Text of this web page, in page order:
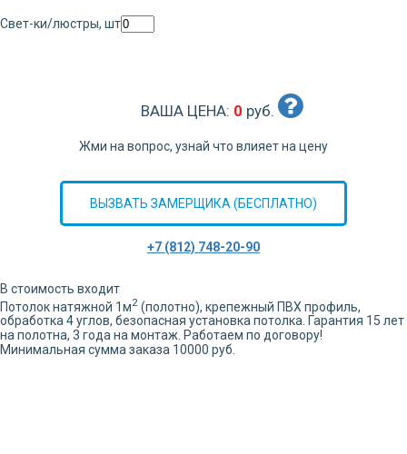
Свет-ки/люстры, шт
ВАША ЦЕНА: 0 руб.
Жми на вопрос, узнай что влияет на цену
ВЫЗВАТЬ ЗАМЕРЩИКА (БЕСПЛАТНО)
+7 (812) 748-20-90
В стоимость входит
Потолок натяжной 1м2 (полотно), крепежный ПВХ профиль,
обработка4углов, безопасная установка потолка. Гарантия 15 лет
на полотна, 3 года на монтаж. Работаем по договору!
Минимальная сумма заказа 10000 руб.